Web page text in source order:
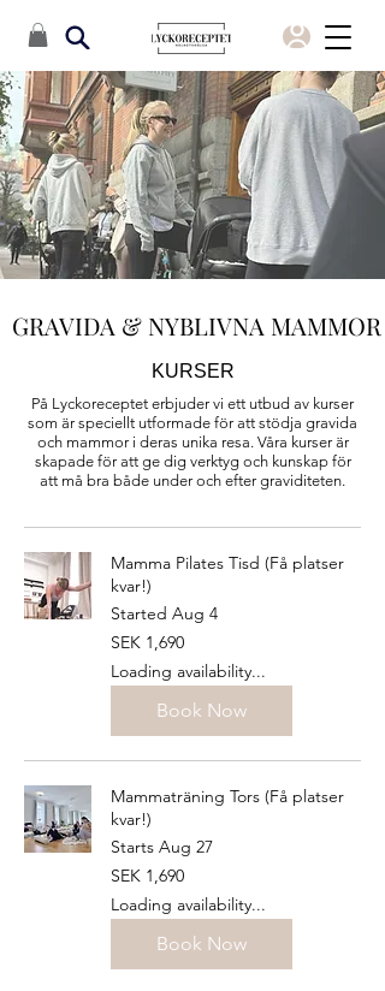
GRAVIDA & NYBLIVNA MAMMOR
KURSER
På Lyckoreceptet erbjuder vi ett utbud av kurser
som är speciellt utformade för att stödja gravida
och mammor i deras unika resa. Våra kurser är
skapade för att ge dig verktyg och kunskap för
att må bra både under och efter graviditeten.
Mamma Pilates Tisd (Få platser
kvar!)
Started Aug 4
1,690
Swedish
SEK 1,690
Loading availability...
Book Now
Mammaträning Tors (Få platser
kvar!)
Starts Aug 27
1,690
Swedish
SEK 1,690
Loading availability...
Book Now